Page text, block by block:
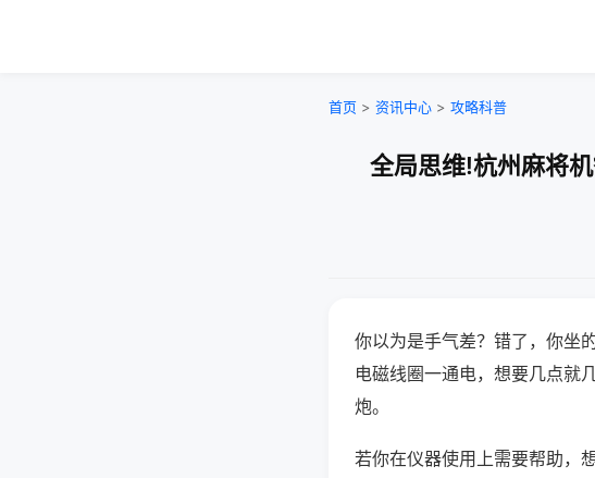
首页 > 资讯中心 > 攻略科普
全局思维!杭州麻将
你以为是手气差？错了，你坐
电磁线圈一通电，想要几点就
炮。
若你在仪器使用上需要帮助，